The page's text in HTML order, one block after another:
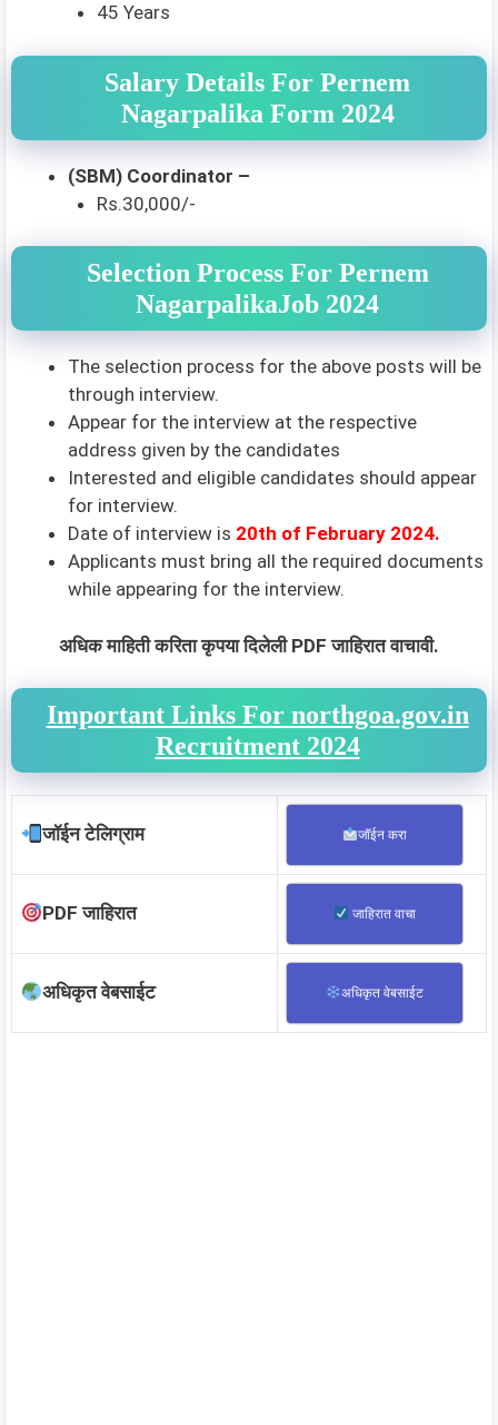
45 Years
Salary Details For Pernem
Nagarpalika Form 2024
(SBM) Coordinator –
Rs.30,000/-
Selection Process For Pernem
NagarpalikaJob 2024
The selection process for the above posts will be
through interview.
Appear for the interview at the respective
address given by the candidates
Interested and eligible candidates should appear
for interview.
Date of interview is 20th of February 2024.
Applicants must bring all the required documents
while appearing for the interview.
अधिक माहिती करिता कृपया दिलेली PDF जाहिरात वाचावी.
Important Links For northgoa.gov.in
Recruitment 2024
जॉईन टेलिग्राम जॉईन करा
PDF जाहिरात जाहिरात वाचा
अधिकृत वेबसाईट अधिकृत वेबसाईट